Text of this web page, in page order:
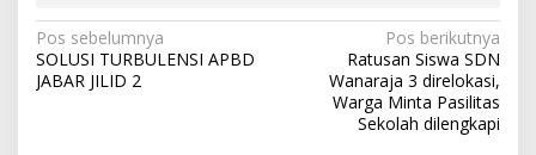
N
a
Pos sebelumnya
SOLUSI TURBULENSI APBD
JABAR JILID 2
Pos berikutnya
Ratusan Siswa SDN
Wanaraja 3 direlokasi,
Warga Minta Pasilitas
Sekolah dilengkapi